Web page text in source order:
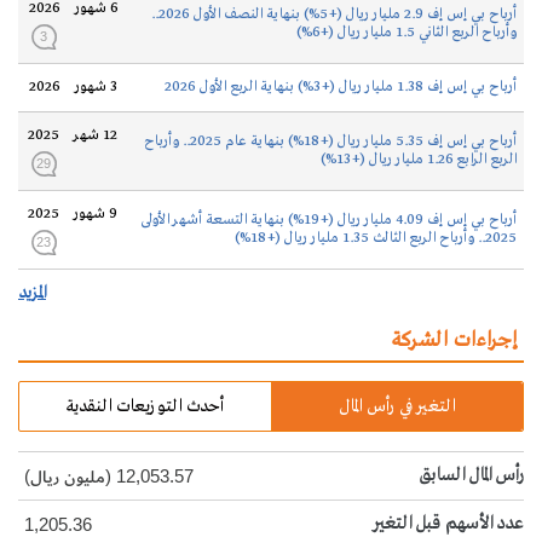
أرباح بي إس إف 2.9 مليار ريال (+5%) بنهاية النصف الأول 2026..
وأرباح الربع الثاني 1.5 مليار ريال (+6%)
6 شهور 2026
3
أرباح بي إس إف 1.38 مليار ريال (+3%) بنهاية الربع الأول 2026 3 شهور 2026
أرباح بي إس إف 5.35 مليار ريال (+18%) بنهاية عام 2025.. وأرباح
الربع الرابع 1.26 مليار ريال (+13%)
12 شهر 2025
29
أرباح بي إس إف 4.09 مليار ريال (+19%) بنهاية التسعة أشهر الأولى
2025.. وأرباح الربع الثالث 1.35 مليار ريال (+18%)
9 شهور 2025
23
المزيد
إجراءات الشركة
التغير في رأس المال أحدث التوزيعات النقدية
رأس المال السابق 12,053.57 (مليون ريال)
عدد الأسهم قبل التغير 1,205.36